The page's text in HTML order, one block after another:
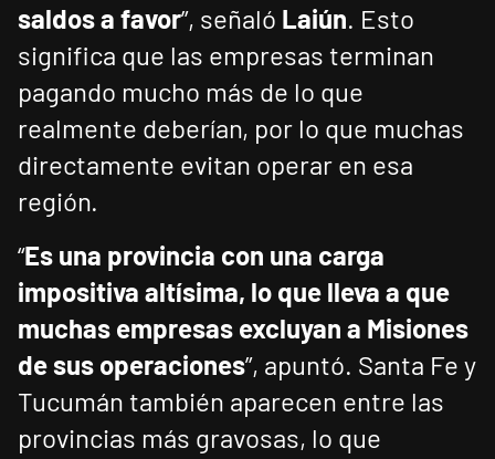
saldos a favor”, señaló Laiún. Esto
significa que las empresas terminan
pagando mucho más de lo que
realmente deberían, por lo que muchas
directamente evitan operar en esa
región.
“Es una provincia con una carga
impositiva altísima, lo que lleva a que
muchas empresas excluyan a Misiones
de sus operaciones”, apuntó. Santa Fe y
Tucumán también aparecen entre las
provincias más gravosas, lo que